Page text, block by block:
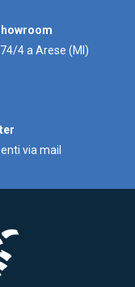
4 a Arese (MI)
via mail